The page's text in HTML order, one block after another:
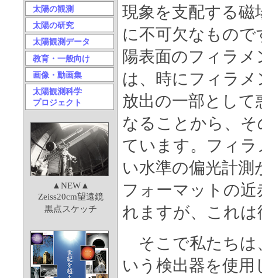
太陽の観測
太陽の研究
太陽観測データ
教育・一般向け
画像・動画集
太陽観測科学
プロジェクト
▲NEW▲
Zeiss20cm望遠鏡
黒点スケッチ
現象を支配する磁
に不可欠なもの
陽表面のフィラ
は、時にフィラ
放出の一部として
なることから、
ています。フィ
い水準の偏光計
フォーマットの
れますが、これ
そこで私たちは
いう検出器を使用